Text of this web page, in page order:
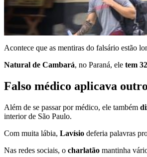
Acontece que as mentiras do falsário estão
Natural de Cambará, no Paraná, ele tem
Falso médico aplicava
Além de se passar por médico, ele também
interior de São Paulo.
Com muita lábia, Lavísio deferia palavras
Nas redes sociais, o charlatão mantinha